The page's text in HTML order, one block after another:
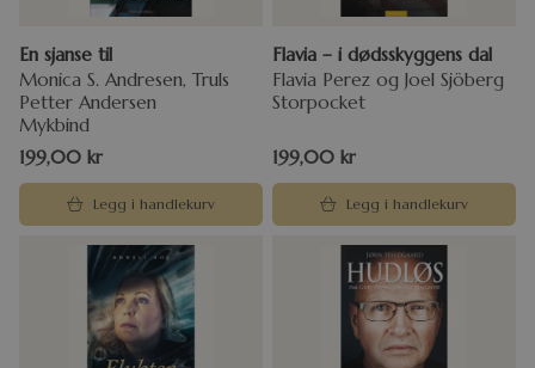
En sjanse til
Monica S. Andresen, Truls
Petter Andersen
Mykbind
199,00 kr
Legg i handlekurv
Flavia – i dødsskyggens dal
Flavia Perez og Joel Sjöberg
Storpocket
199,00 kr
Legg i handlekurv